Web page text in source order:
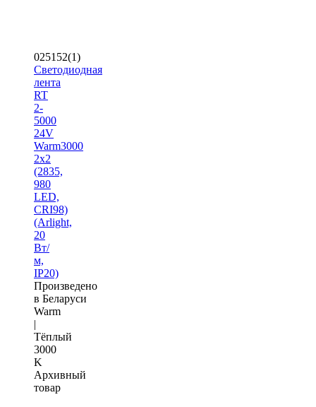
025152(1)
Светодиодная
лента
RT
2-
5000
24V
Warm3000
2x2
(2835,
980
LED,
CRI98)
(Arlight,
20
Вт/
м,
IP20)
Произведено
в Беларуси
Warm
|
Тёплый
3000
K
Архивный
товар